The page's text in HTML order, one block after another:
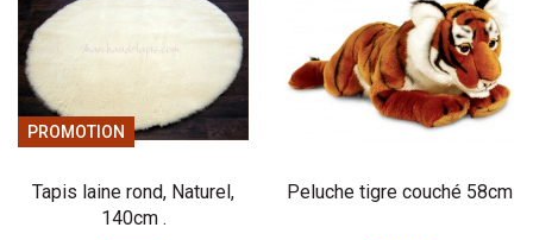
PROMOTION
Tapis laine rond, Naturel,
140cm .
Peluche tigre couché 58cm